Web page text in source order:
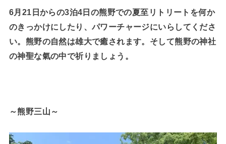
6月21日からの3泊4日の熊野での夏至リトリートを何か
のきっかけにしたり、パワーチャージにいらしてくださ
い。熊野の自然は雄大で癒されます。そして熊野の神社
の神聖な氣の中で祈りましょう。
～熊野三山～